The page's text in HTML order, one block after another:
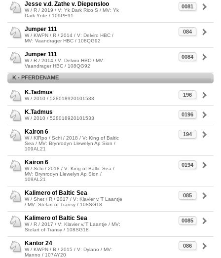
0081
Jesse v.d. Zathe v. Diepensloo
W / R / 2019 / V: Yk Dark Rico S / MV: Yk
Dark Ynte / 109PE91
084
Jumper 111
W / KWPN / R / 2014 / V: Delviro HBC /
MV: Vaandrager HBC / 108QG92
0084
Jumper 111
W / R / 2014 / V: Delviro HBC / MV:
Vaandrager HBC / 108QG92
K - PFERDENAME
196
K.Tadmus
W / 2010 / 528018920101533
0196
K.Tadmus
W / 2010 / 528018920101533
194
Kairon 6
W / KlRpo / Schi / 2018 / V: King of Baltic
Sea / MV: Brynrodyn Llewelyn Ap Sion /
109AL21
0194
Kairon 6
W / Schi / 2018 / V: King of Baltic Sea /
MV: Brynrodyn Llewelyn Ap Sion /
109AL21
085
Kalimero of Baltic Sea
W / Shet / R / 2017 / V: Klavier v.'T Laantje
/ MV: Stelart of Transy / 108SG18
0085
Kalimero of Baltic Sea
W / R / 2017 / V: Klavier v.'T Laantje / MV:
Stelart of Transy / 108SG18
086
Kantor 24
W / KWPN / B / 2015 / V: Dylano / MV:
Manno / 107AY20